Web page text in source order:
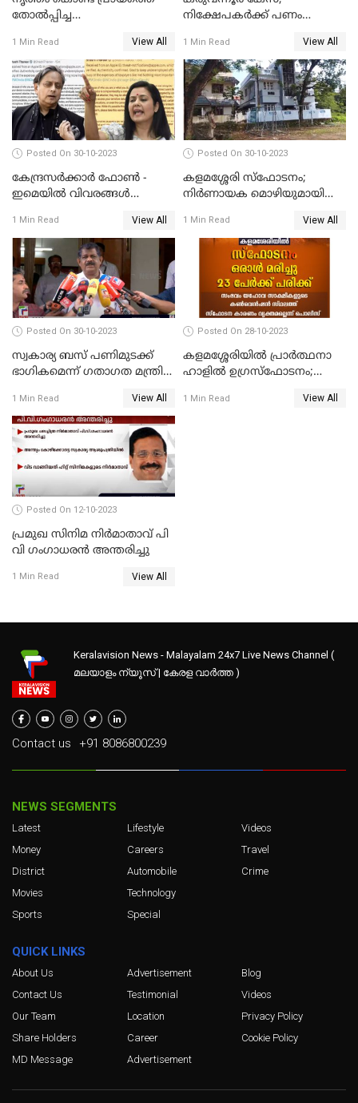
തോല്‍പ്പിച്ച
അറുപത്തി ആറ്‌ അമ്മമാരുടെ
അരങ്ങേറ്റം
1 Min Read View All
നിക്ഷേപകർക്ക് പണം
നിബന്ധനകൾ അറിയാം
1 Min Read View All
Posted On 30-10-2023
കേന്ദ്രസര്‍ക്കാര്‍ ഫോണ്‍ -
ഇമെയില്‍ വിവരങ്ങള്‍
പ്രതിപക്ഷ നേതാക്കള്‍
1 Min Read View All
Posted On 30-10-2023
കളമശ്ശേരി സ്ഫോടനം;
നിർണായക മൊഴിയുമായി
കോൾ വിവരങ്ങൾ തേടി
പൊലീസ്
1 Min Read View All
Posted On 30-10-2023
സ്വകാര്യ ബസ് പണിമുടക്ക്
ഭാഗികമെന്ന് ഗതാഗത മന്ത്രി
1 Min Read View All
Posted On 28-10-2023
കളമശ്ശേരിയിൽ പ്രാർത്ഥനാ
ഹാളിൽ ഉഗ്രസ്‌ഫോടനം;
പേരുടെ നില ഗുരുതരം
1 Min Read View All
Posted On 12-10-2023
പ്രമുഖ സിനിമ നിർമാതാവ് പി
വി ഗംഗാധരൻ അന്തരിച്ചു
1 Min Read View All
Keralavision News - Malayalam 24x7 Live News Channel (
മലയാളം ന്യൂസ് | കേരള വാർത്ത )
Contact us +91 8086800239
NEWS SEGMENTS
Latest
Money
District
Movies
Sports
Lifestyle
Careers
Automobile
Technology
Special
Videos
Travel
Crime
QUICK LINKS
About Us
Contact Us
Our Team
Share Holders
MD Message
Advertisement
Testimonial
Location
Career
Advertisement
Blog
Videos
Privacy Policy
Cookie Policy